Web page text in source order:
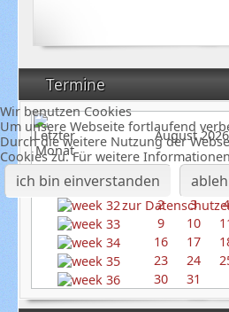
Termine
August 2026
So
Mo
2
3
9
10
16
17
23
24
30
31
Wir benutzen Cookies
Um unsere Webseite fortlaufend
Durch die weitere Nutzung der
Cookies zu. Für weitere
ich bin einverstanden
zur